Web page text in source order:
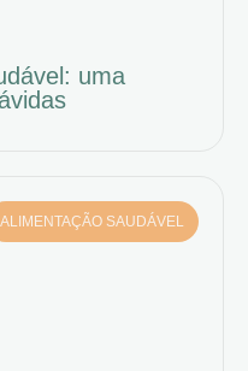
uma
ALIMENTAÇÃO SAUDÁVEL